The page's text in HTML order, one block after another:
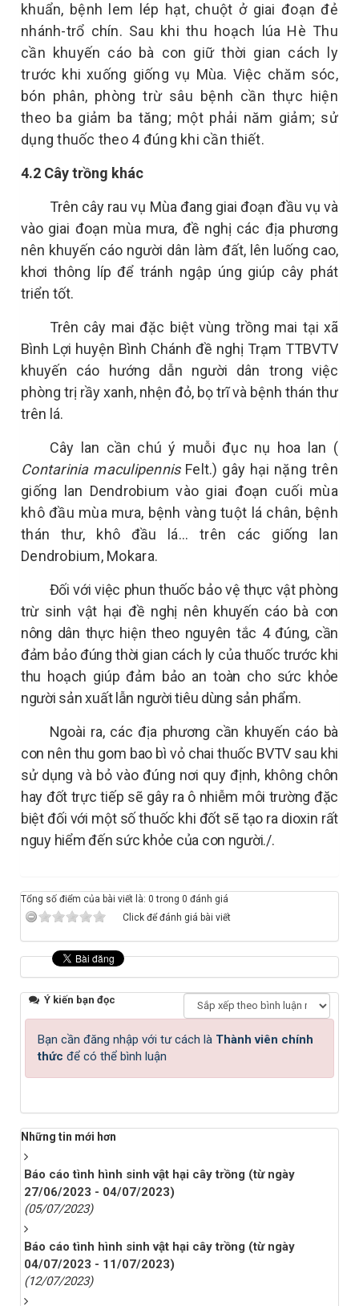
khuẩn, bệnh lem lép hạt, chuột ở giai đoạn đẻ
nhánh-trổ chín. Sau khi thu hoạch lúa Hè Thu
cần khuyến cáo bà con giữ thời gian cách ly
trước khi xuống giống vụ Mùa. Việc chăm sóc,
bón phân, phòng trừ sâu bệnh cần thực hiện
theo ba giảm ba tăng; một phải năm giảm; sử
dụng thuốc theo 4 đúng khi cần thiết.
4.2 Cây trồng khác
Trên cây rau vụ Mùa đang giai đoạn đầu vụ và
vào giai đoạn mùa mưa, đề nghị các địa phương
nên khuyến cáo người dân làm đất, lên luống cao,
khơi thông líp để tránh ngập úng giúp cây phát
triển tốt.
Trên cây mai đặc biệt vùng trồng mai tại xã
Bình Lợi huyện Bình Chánh đề nghị Trạm TTBVTV
khuyến cáo hướng dẫn người dân trong việc
phòng trị rầy xanh, nhện đỏ, bọ trĩ và bệnh thán thư
trên lá.
Cây lan cần chú ý muỗi đục nụ hoa lan (
Contarinia maculipennisFelt.) gây hại nặng trên
giống lan Dendrobium vào giai đoạn cuối mùa
khô đầu mùa mưa, bệnh vàng tuột lá chân, bệnh
thán thư, khô đầu lá... trên các giống lan
Dendrobium, Mokara.
Đối với việc phun thuốc bảo vệ thực vật phòng
trừ sinh vật hại đề nghị nên khuyến cáo bà con
nông dân thực hiện theo nguyên tắc 4 đúng, cần
đảm bảo đúng thời gian cách ly của thuốc trước khi
thu hoạch giúp đảm bảo an toàn cho sức khỏe
người sản xuất lẫn người tiêu dùng sản phẩm.
Ngoài ra, các địa phương cần khuyến cáo bà
con nên thu gom bao bì vỏ chai thuốc BVTV sau khi
sử dụng và bỏ vào đúng nơi quy định, không chôn
hay đốt trực tiếp sẽ gây ra ô nhiễm môi trường đặc
biệt đối với một số thuốc khi đốt sẽ tạo ra dioxin rất
nguy hiểm đến sức khỏe của con người./.
Tổng số điểm của bài viết là: 0 trong 0 đánh giá
Click để đánh giá bài viết
Ý kiến bạn đọc
Bạn cần đăng nhập với tư cách là Thành viên chính
thức để có thể bình luận
Những tin mới hơn
Báo cáo tình hình sinh vật hại cây trồng (từ ngày
27/06/2023 - 04/07/2023)
(05/07/2023)
Báo cáo tình hình sinh vật hại cây trồng (từ ngày
04/07/2023 - 11/07/2023)
(12/07/2023)